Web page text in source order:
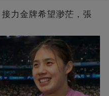
力金牌希望渺茫，張